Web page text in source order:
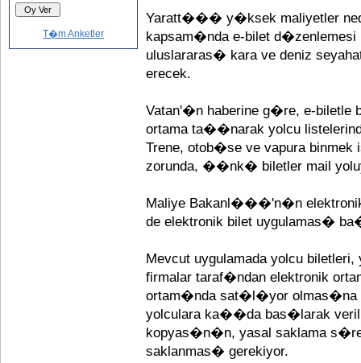
T�m Anketler
Yaratt��� y�ksek maliyetler
kapsam�nda e-bilet
uluslararas� kara ve deniz
erecek.
Vatan'�n haberine g�re, e-biletle
ortama ta��narak yolcu
Trene, otob�se ve vapura
zorunda, ��nk� biletler mail
Maliye Bakanl���'n�n
de elektronik bilet uygulamas�
Mevcut uygulamada yolcu
firmalar taraf�ndan elektronik
ortam�nda sat�l�yor olmas�na
yolculara ka��da bas�larak
kopyas�n�n, yasal saklama
saklanmas� gerekiyor.